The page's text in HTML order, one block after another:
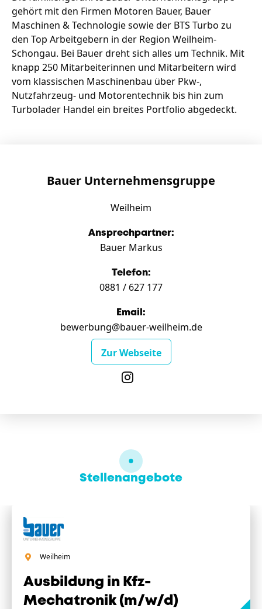
gehört mit den Firmen Motoren Bauer, Bauer
Maschinen & Technologie sowie der BTS Turbo zu
den Top Arbeitgebern in der Region Weilheim-
Schongau. Bei Bauer dreht sich alles um Technik. Mit
knapp 250 Mitarbeiterinnen und Mitarbeitern wird
vom klassischen Maschinenbau über Pkw-,
Nutzfahrzeug- und Motorentechnik bis hin zum
Turbolader Handel ein breites Portfolio abgedeckt.
Bauer Unternehmensgruppe
Weilheim
Ansprechpartner:
Bauer Markus
Telefon:
0881 / 627 177
Email:
bewerbung@bauer-weilheim.de
Zur Webseite
Stellenangebote
Weilheim
Ausbildung in Kfz-
Mechatronik (m/w/d)